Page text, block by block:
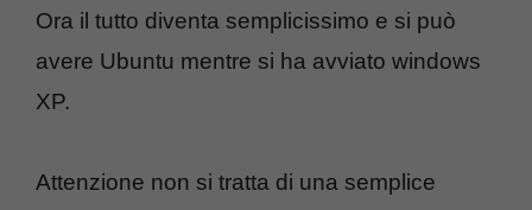
Ora il tutto diventa semplicissimo e si può
avere Ubuntu mentre si ha avviato windows
XP.
Attenzione non si tratta di una semplice